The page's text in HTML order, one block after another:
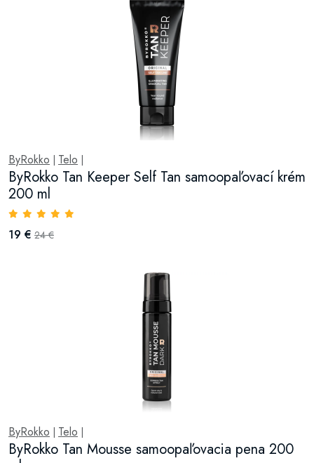
ByRokko Telo
ByRokko Tan Keeper Self Tan samoopaľovací krém
200 ml
19 € 24 €
ByRokko Telo
ByRokko Tan Mousse samoopaľovacia pena 200